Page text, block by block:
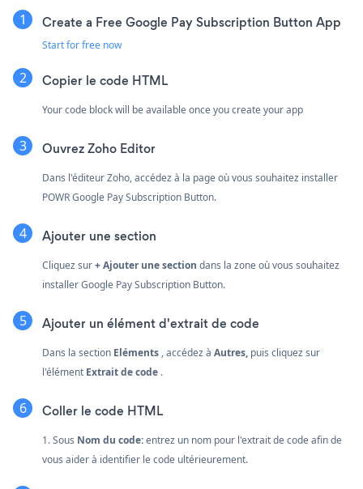
Create a Free Google Pay Subscription Button App
Start for free now
Copier le code HTML
Your code block will be available once you create your app
Ouvrez Zoho Editor
Dans l'éditeur Zoho, accédez à la page où vous souhaitez installer
POWR Google Pay Subscription Button.
Ajouter une section
Cliquez sur+ Ajouter une section dans la zone où vous souhaitez
installer Google Pay Subscription Button.
Ajouter un élément d'extrait de code
Dans la section Eléments, accédez à Autres, puis cliquez sur
l'élément Extrait de code .
Coller le code HTML
1. Sous Nom du code:entrez un nom pour l'extrait de code afin de
vous aider à identifier le code ultérieurement.